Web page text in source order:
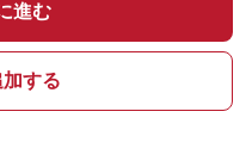
進む
する